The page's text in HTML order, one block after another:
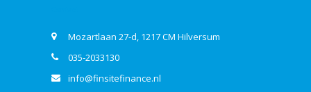
Mozartlaan 27-d, 1217 CM Hilversum
035-2033130
info@finsitefinance.nl